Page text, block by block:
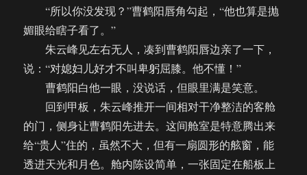
“所以你没发现？”曹鹤阳唇角勾起，“他也算是抛
媚眼给瞎子看了。”
朱云峰见左右无人，凑到曹鹤阳唇边亲了一下，
说：“对媳妇儿好才不叫卑躬屈膝。他不懂！”
曹鹤阳白他一眼，没说话，但眼里满是笑意。
回到甲板，朱云峰推开一间相对干净整洁的客舱
的门，侧身让曹鹤阳先进去。这间舱室是特意腾出来
给“贵人”住的，虽然不大，但有一扇圆形的舷窗，能
透进天光和月色。舱内陈设简单，一张固定在船板上